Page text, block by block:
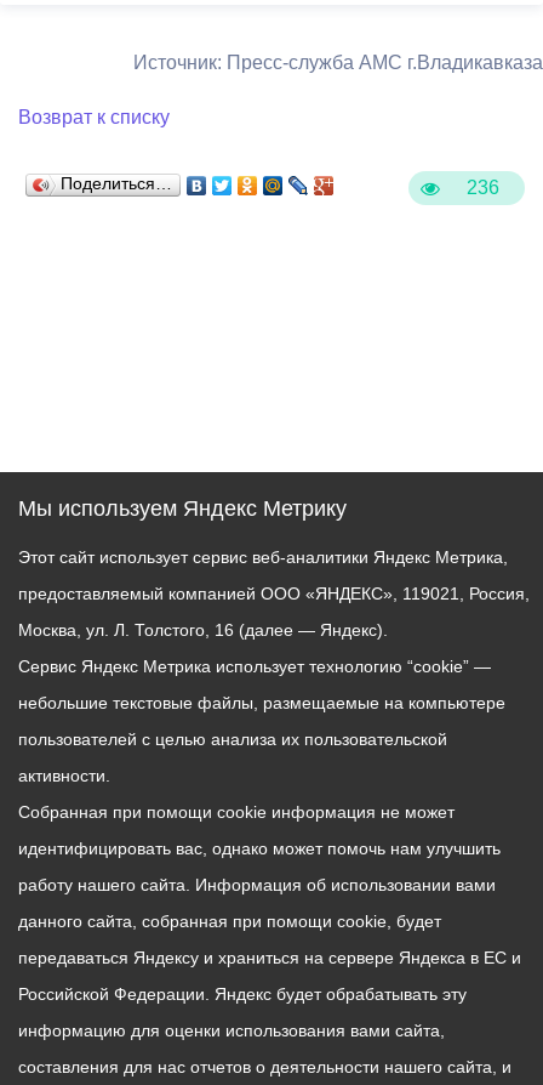
236
Источник: Пресс-служба АМС г.Владикавказа
Возврат к списку
Поделиться…
Мы используем Яндекс Метрику
Этот сайт использует сервис веб-аналитики Яндекс Метрика,
предоставляемый компанией ООО «ЯНДЕКС», 119021, Россия,
Москва, ул. Л. Толстого, 16 (далее — Яндекс).
Сервис Яндекс Метрика использует технологию “cookie” —
небольшие текстовые файлы, размещаемые на компьютере
пользователей с целью анализа их пользовательской
активности.
Собранная при помощи cookie информация не может
идентифицировать вас, однако может помочь нам улучшить
работу нашего сайта. Информация об использовании вами
данного сайта, собранная при помощи cookie, будет
передаваться Яндексу и храниться на сервере Яндекса в ЕС и
Российской Федерации. Яндекс будет обрабатывать эту
информацию для оценки использования вами сайта,
составления для нас отчетов о деятельности нашего сайта, и